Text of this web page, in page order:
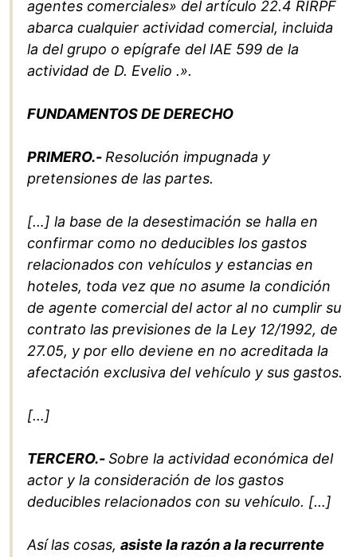
agentes comerciales» del artículo 22.4 RIRPF
abarca cualquier actividad comercial, incluida
la del grupo o epígrafe del IAE 599 de la
actividad de D. Evelio .».
FUNDAMENTOS DE DERECHO
PRIMERO.- Resolución impugnada y
pretensiones de las partes.
[…] la base de la desestimación se halla en
confirmar como no deducibles los gastos
relacionados con vehículos y estancias en
hoteles, toda vez que no asume la condición
de agente comercial del actor al no cumplir su
contrato las previsiones de la Ley 12/1992, de
27.05, y por ello deviene en no acreditada la
afectación exclusiva del vehículo y sus gastos.
[…]
TERCERO.-Sobre la actividad económica del
actor y la consideración de los gastos
deducibles relacionados con su vehículo. […]
Así las cosas, asiste la razón a la recurrente